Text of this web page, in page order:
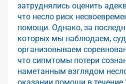
затруднялись оценить
что несло риск
помощи. Однако, за
которых мы наблюдаем,
организовываем
что сипмтомы потери
наметанным взглядом